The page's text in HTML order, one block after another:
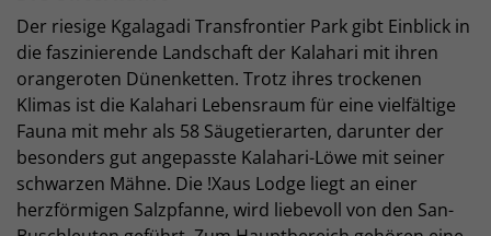
Der riesige Kgalagadi Transfrontier Park gibt Einblick in
die faszinierende Landschaft der Kalahari mit ihren
orangeroten Dünenketten. Trotz ihres trockenen
Klimas ist die Kalahari Lebensraum für eine vielfältige
Fauna mit mehr als 58 Säugetierarten, darunter der
besonders gut angepasste Kalahari-Löwe mit seiner
schwarzen Mähne. Die !Xaus Lodge liegt an einer
herzförmigen Salzpfanne, wird liebevoll von den San-